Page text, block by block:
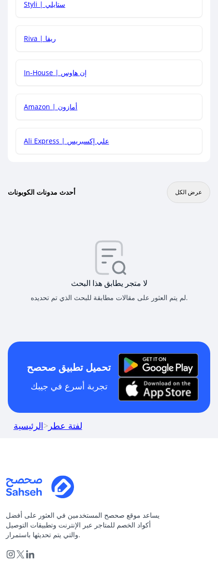
هل يمكنني جمع كود خصم مع العروض الأخرى؟
Styli | ستايلي
Riva | ريفا
In-House | إن هاوس
Amazon | أمازون
Ali Express | علي إكسبريس
أحدث مدونات الكوبونات عرض الكل
لا متجر يطابق هذا البحث
لم يتم العثور على مقالات مطابقة للبحث الذي تم تحديده.
تحميل تطبيق صحصح
تجربة أسرع في جيبك
الرئيسية> لفتة عطر
يساعد موقع صحصح المستخدمين في العثور على أفضل
أكواد الخصم للمتاجر عبر الإنترنت وتطبيقات التوصيل
والتي يتم تحديثها باستمرار.